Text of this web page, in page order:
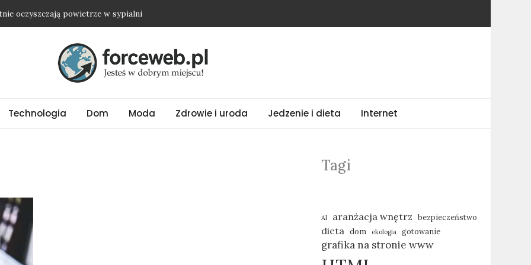
oczyszczają powietrze w sypialni
nawet najprostszy strój
oversize?
biżuterię ze stali chirurgicznej?
Technologia Dom Moda Zdrowie i uroda Jedzenie i dieta Internet
Tagi
AI aranżacja wnętrz bezpieczeństwo
dieta dom ekologia gotowanie
grafika na stronie www